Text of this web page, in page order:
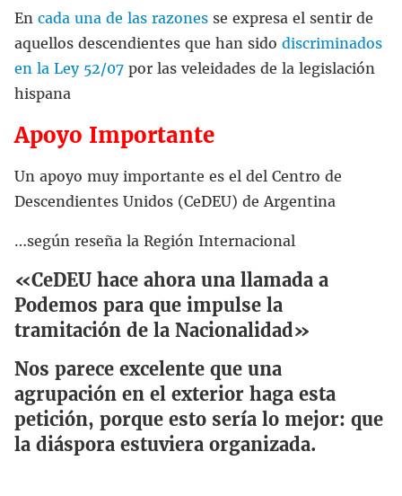
En cada una de las razones se expresa el sentir de
aquellos descendientes que han sido discriminados
en la Ley 52/07 por las veleidades de la legislación
hispana
Apoyo Importante
Un apoyo muy importante es el del Centro de
Descendientes Unidos (CeDEU) de Argentina
…según reseña la Región Internacional
«CeDEU hace ahora una llamada a
Podemos para que impulse la
tramitación de la Nacionalidad»
Nos parece excelente que una
agrupación en el exterior haga esta
petición, porque esto sería lo mejor: que
la diáspora estuviera organizada.